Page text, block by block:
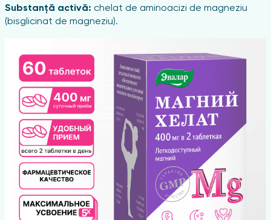
Substanță activă: chelat de aminoacizi de magneziu
(bisglicinat de magneziu).